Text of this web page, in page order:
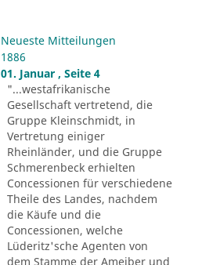
Neueste Mitteilungen
1886
01. Januar , Seite 4
"...westafrikanische
Gesellschaft vertretend, die
Gruppe Kleinschmidt, in
Vertretung einiger
Rheinländer, und die Gruppe
Schmerenbeck erhielten
Concessionen für verschiedene
Theile des Landes, nachdem
die Käufe und die
Concessionen, welche
Lüderitz'sche Agenten von
dem Stamme der Ameiber und